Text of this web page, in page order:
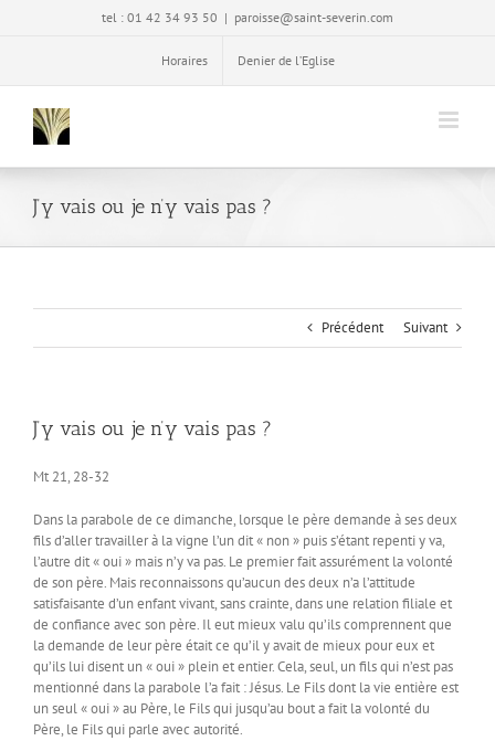
tel : 01 42 34 93 50 | paroisse@saint-severin.com
Horaires Denier de l’Eglise
J’y vais ou je n’y vais pas ?
Précédent Suivant
J’y vais ou je n’y vais pas ?
Mt 21, 28-32
Dans la parabole de ce dimanche, lorsque le père demande à ses deux
fils d’aller travailler à la vigne l’un dit « non » puis s’étant repenti y va,
l’autre dit « oui » mais n’y va pas. Le premier fait assurément la volonté
de son père. Mais reconnaissons qu’aucun des deux n’a l’attitude
satisfaisante d’un enfant vivant, sans crainte, dans une relation filiale et
de confiance avec son père. Il eut mieux valu qu’ils comprennent que
la demande de leur père était ce qu’il y avait de mieux pour eux et
qu’ils lui disent un « oui » plein et entier. Cela, seul, un fils qui n’est pas
mentionné dans la parabole l’a fait : Jésus. Le Fils dont la vie entière est
un seul « oui » au Père, le Fils qui jusqu’au bout a fait la volonté du
Père, le Fils qui parle avec autorité.